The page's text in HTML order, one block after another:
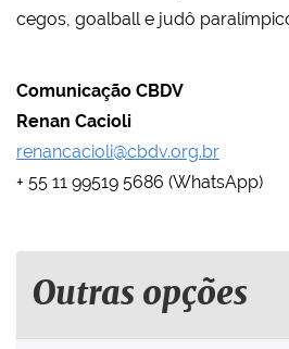
cegos, goalball e judô
Comunicação CBDV
Renan Cacioli
renancacioli@cbdv.org.br
+ 55 11 99519 5686 (WhatsApp)
Outras opções